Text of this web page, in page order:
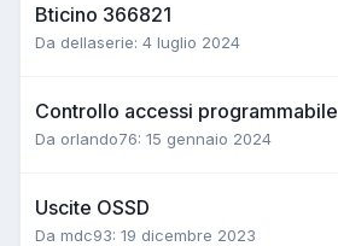
Bticino 366821
Da dellaserie: 4 luglio 2024
Controllo accessi programmabile
Da orlando76: 15 gennaio 2024
Uscite OSSD
Da mdc93: 19 dicembre 2023